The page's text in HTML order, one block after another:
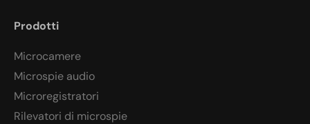
Prodotti
Microcamere
Microspie audio
Microregistratori
Rilevatori di microspie